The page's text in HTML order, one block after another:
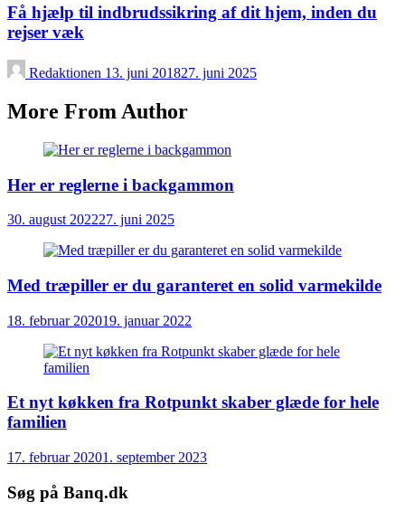
Få hjælp til indbrudssikring af dit hjem, inden du
rejser væk
Redaktionen 13. juni 201827. juni 2025
More From Author
Her er reglerne i backgammon
30. august 202227. juni 2025
Med træpiller er du garanteret en solid varmekilde
18. februar 202019. januar 2022
Et nyt køkken fra Rotpunkt skaber glæde for hele
familien
17. februar 20201. september 2023
Søg på Banq.dk